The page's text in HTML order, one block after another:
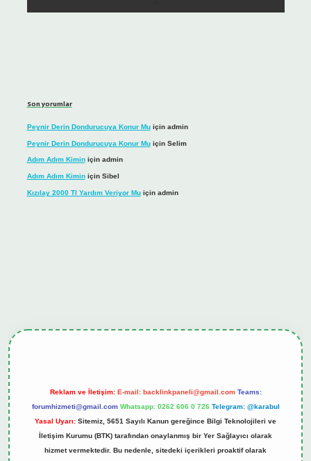
Son yorumlar
Peynir Derin Dondurucuya Konur Muiçin admin
Peynir Derin Dondurucuya Konur Muiçin Selim
Adım Adım Kiminiçin admin
Adım Adım Kiminiçin Sibel
Kızılay 2000 Tl Yardım Veriyor Muiçin admin
Reklam ve İletişim: E-mail: backlinkpaneli@gmail.com Teams:
forumhizmeti@gmail.com Whatsapp: 0262 606 0 726 Telegram: @karabul
Yasal Uyarı: Sitemiz, 5651 Sayılı Kanun gereğince Bilgi Teknolojileri ve
İletişim Kurumu (BTK) tarafından onaylanmış bir Yer Sağlayıcı olarak
hizmet vermektedir. Bu nedenle, sitedeki içerikleri proaktif olarak